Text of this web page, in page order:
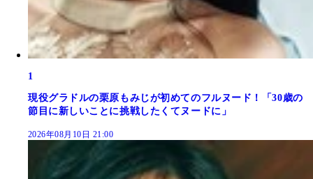
1
現役グラドルの栗原もみじが初めてのフルヌード！「30歳の
節目に新しいことに挑戦したくてヌードに」
2026年08月10日 21:00